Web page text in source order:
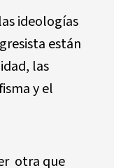
ideologías
están
las
y el
otra que